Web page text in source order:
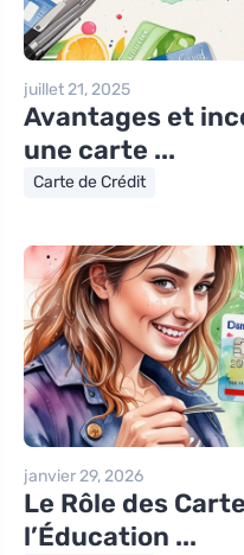
juillet 21, 2025
Avantages et
une carte ...
Carte de Crédit
janvier 29, 2026
Le Rôle des
l’Éducation ...